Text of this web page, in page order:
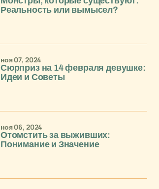
Реальность или вымысел?
Сюрприз на 14 февраля девушке:
Идеи и Советы
ноя 07, 2024
Отомстить за выживших:
Понимание и Значение
ноя 06, 2024